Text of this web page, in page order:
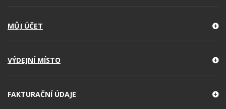
MŮJ ÚČET
VÝDEJNÍ MÍSTO
FAKTURAČNÍ ÚDAJE